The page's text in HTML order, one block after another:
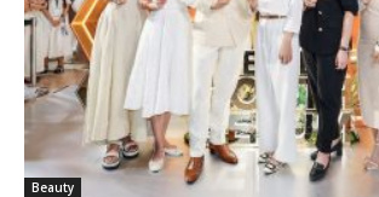
Beauty